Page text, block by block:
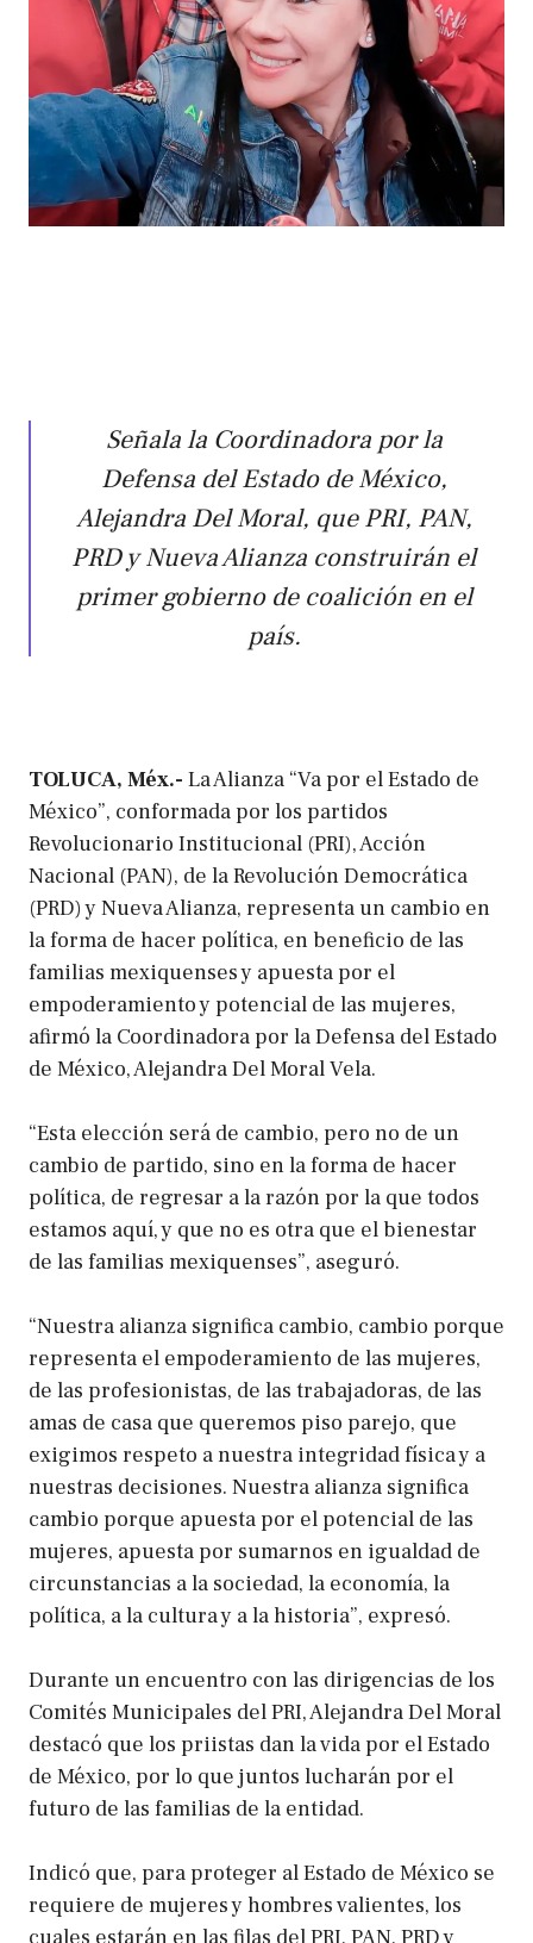
Señala la Coordinadora por la
Defensa del Estado de México,
Alejandra Del Moral, que PRI, PAN,
PRD y Nueva Alianza construirán el
primer gobierno de coalición en el
país.
TOLUCA, Méx.- La Alianza “Va por el Estado de
México”, conformada por los partidos
Revolucionario Institucional (PRI), Acción
Nacional (PAN), de la Revolución Democrática
(PRD) y Nueva Alianza, representa un cambio en
la forma de hacer política, en beneficio de las
familias mexiquenses y apuesta por el
empoderamiento y potencial de las mujeres,
afirmó la Coordinadora por la Defensa del Estado
de México, Alejandra Del Moral Vela.
“Esta elección será de cambio, pero no de un
cambio de partido, sino en la forma de hacer
política, de regresar a la razón por la que todos
estamos aquí, y que no es otra que el bienestar
de las familias mexiquenses”, aseguró.
“Nuestra alianza significa cambio, cambio porque
representa el empoderamiento de las mujeres,
de las profesionistas, de las trabajadoras, de las
amas de casa que queremos piso parejo, que
exigimos respeto a nuestra integridad física y a
nuestras decisiones. Nuestra alianza significa
cambio porque apuesta por el potencial de las
mujeres, apuesta por sumarnos en igualdad de
circunstancias a la sociedad, la economía, la
política, a la cultura y a la historia”, expresó.
Durante un encuentro con las dirigencias de los
Comités Municipales del PRI, Alejandra Del Moral
destacó que los priistas dan la vida por el Estado
de México, por lo que juntos lucharán por el
futuro de las familias de la entidad.
Indicó que, para proteger al Estado de México se
requiere de mujeres y hombres valientes, los